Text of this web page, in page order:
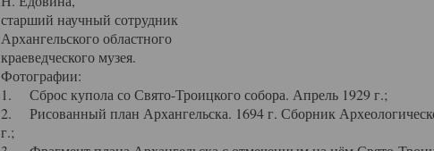
старший научный сотрудник
Архангельского областного
краеведческого музея.
Фотографии:
1. Сброс купола со Свято-Троицкого собора. Апрель 1929 г.;
2. Рисованный план Архангельска. 1694 г. Сборник
г.;